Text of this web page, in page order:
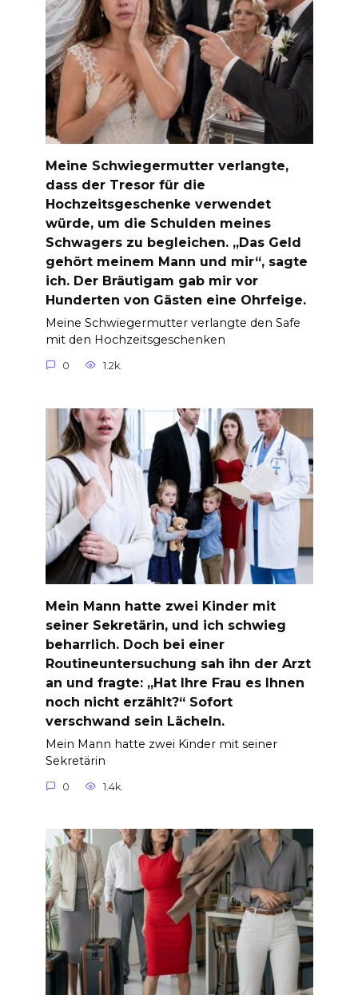
Meine Schwiegermutter verlangte,
dass der Tresor für die
Hochzeitsgeschenke verwendet
würde, um die Schulden meines
Schwagers zu begleichen. „Das Geld
gehört meinem Mann und mir“, sagte
ich. Der Bräutigam gab mir vor
Hunderten von Gästen eine Ohrfeige.
Meine Schwiegermutter verlangte den Safe
mit den Hochzeitsgeschenken
0 1.2k.
Mein Mann hatte zwei Kinder mit
seiner Sekretärin, und ich schwieg
beharrlich. Doch bei einer
Routineuntersuchung sah ihn der Arzt
an und fragte: „Hat Ihre Frau es Ihnen
noch nicht erzählt?“ Sofort
verschwand sein Lächeln.
Mein Mann hatte zwei Kinder mit seiner
Sekretärin
0 1.4k.